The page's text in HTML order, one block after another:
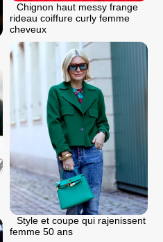
Chignon haut messy frange
rideau coiffure curly femme
cheveux
Style et coupe qui rajenissent
femme 50 ans